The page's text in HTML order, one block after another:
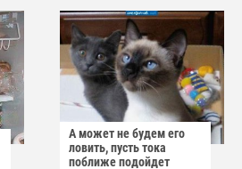
А может не будем его
ловить, пусть тока
поближе подойдет